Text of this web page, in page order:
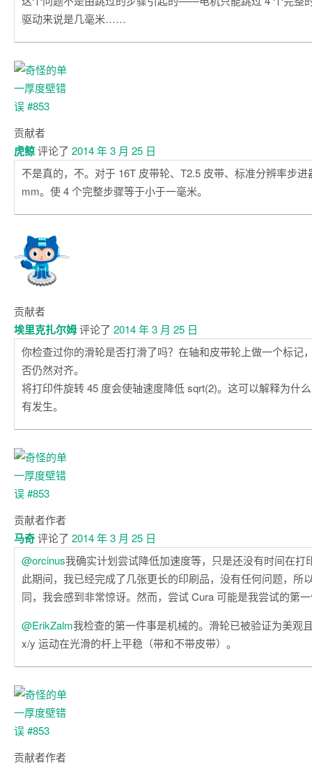
驱动来说是几毫米……
贡献者
虎鲸评论了 2014 年 3 月 25 日
不是真的，不。对于 16T 皮带轮、T2.5 皮带、标准分辨率步进
mm。使 4 个完整步骤等于小于一毫米。
贡献者
埃里克扎尔姆评论了 2014 年 3 月 25 日
你检查过你的滑轮是否打滑了吗？在轴和皮带轮上做一个标记
否仍然对齐。
将打印件旋转 45 度会使轴速度降低 sqrt(2)。这可以解释为什
有发生。
贡献者作者
马奇评论了 2014 年 3 月 25 日
@orcinus我确实计划尝试降低加速度等，只是还没有时间在打
此期间，我已经完成了几张更长的印刷品，没有任何问题，所
同，我会感到非常惊讶。然而，尝试 Cura 可能是我尝试的第
@ErikZalm我检查的第一件事是机械的。滑轮已被验证为美观
x/y 运动在光滑的杆上平稳（带和不带皮带）。
贡献者作者